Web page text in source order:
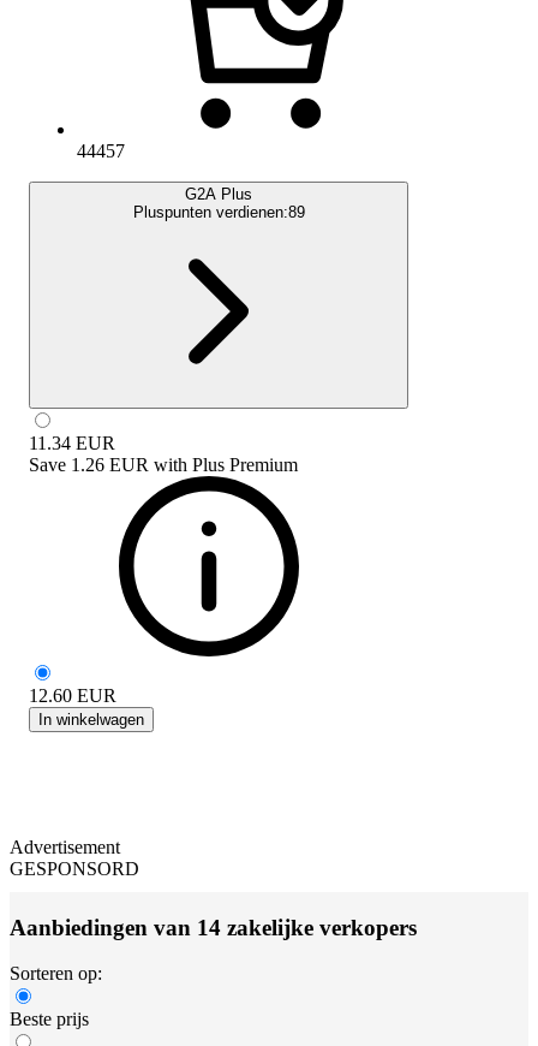
44457
G2A Plus
Pluspunten verdienen:89
11.34 EUR
Save 1.26 EUR with Plus Premium
12.60 EUR
In winkelwagen
Advertisement
GESPONSORD
Aanbiedingen van 14 zakelijke verkopers
Sorteren op:
Beste prijs